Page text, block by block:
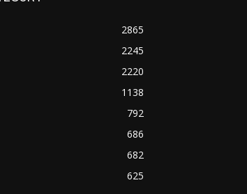
2865
2245
2220
1138
792
686
682
625